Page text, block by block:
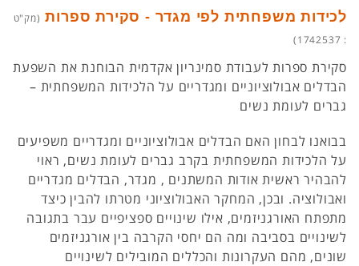
לכידות משפחתית לפי מגדר - סקירת ספרות (מק"ט
: 1742537)
סקירת ספרות לעבודת סמינריון אקדמית הבוחנת את השפעת
הבדלים אבולוציוניים ומגדריים על הלכידות המשפחתית –
גברים לעומת נשים
בבואנו לבחון האם הבדלים אבולוציוניים ומגדריים משפיעים
על הלכידות המשפחתית בקרב גברים לעומת נשים, ראוי
להבהיר ראשית אודות המשתנים , מגדר, הבדלים מגדריים
ואבולוציה. ובכן, המחקר האבולוציוני מטרתו להבין כיצד
מתפתח האורגניזמים, אילו שינויים ספציפיים עבר בתגובה
לשינויים בסביבה ומה הם יחסי הקרבה בין אורגניזמים
שונים, מהם העקרונות והכללים המובילים לשינויים